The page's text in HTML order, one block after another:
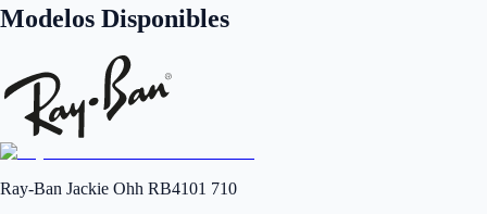
Modelos Disponibles
Ray-Ban Jackie Ohh RB4101 710